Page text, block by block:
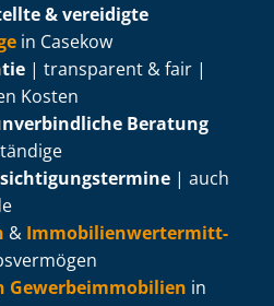
& vereidigte
in Casekow
| transparent & fair |
Kosten
Beratung
| auch
& Im­mo­bi­li­en­wert­ermitt­
Ge­wer­be­im­mo­bi­li­en in